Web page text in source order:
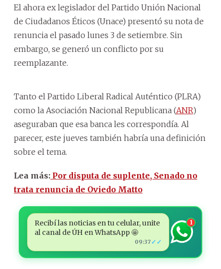
El ahora ex legislador del Partido Unión Nacional
de Ciudadanos Éticos (Unace) presentó su nota de
renuncia el pasado lunes 3 de setiembre. Sin
embargo, se generó un conflicto por su
reemplazante.
Tanto el Partido Liberal Radical Auténtico (PLRA)
como la Asociación Nacional Republicana (ANR)
aseguraban que esa banca les correspondía. Al
parecer, este jueves también habría una definición
sobre el tema.
Lea más: Por disputa de suplente, Senado no
trata renuncia de Oviedo Matto
Recibí las noticias en tu celular, unite
al canal de ÚH en WhatsApp 🤩
09:37 ✓✓
1